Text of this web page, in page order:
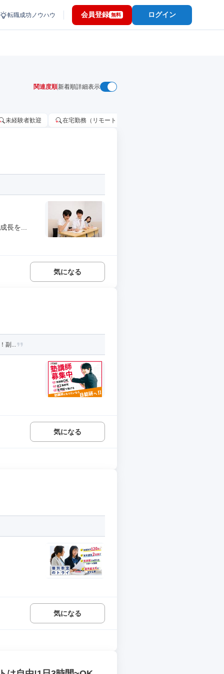
転職成功ノウハウ 会員登録 無料 ログイン
関連度順新着順詳細表示
未経験者歓迎 在宅勤務（リモートワーク）OK
長を...
気になる
副...
気になる
気になる